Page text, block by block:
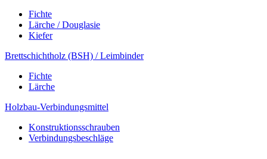
Fichte
Lärche / Douglasie
Kiefer
Brettschichtholz (BSH) / Leimbinder
Fichte
Lärche
Holzbau-Verbindungsmittel
Konstruktionsschrauben
Verbindungsbeschläge